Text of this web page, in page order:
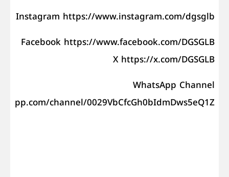
Instagram https://www.instagram.com/dgsglb
Facebook https://www.facebook.com/DGSGLB
X https://x.com/DGSGLB
WhatsApp Channel
channel/0029VbCfcGh0bIdmDws5eQ1Z".